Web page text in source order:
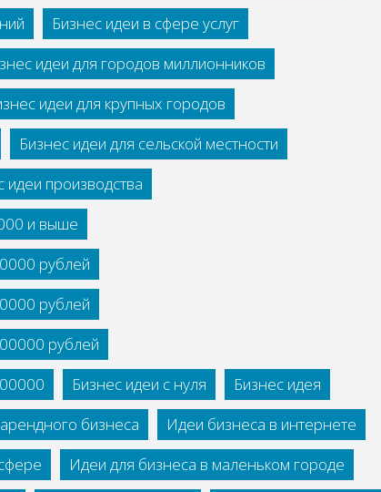
Бизнес идеи в сфере услуг
идеи для городов миллионников
идеи для крупных городов
Бизнес идеи для сельской местности
идеи производства
и выше
рублей
рублей
рублей
Бизнес идеи с нуля
Бизнес идея
бизнеса
Идеи бизнеса в интернете
Идеи для бизнеса в маленьком городе